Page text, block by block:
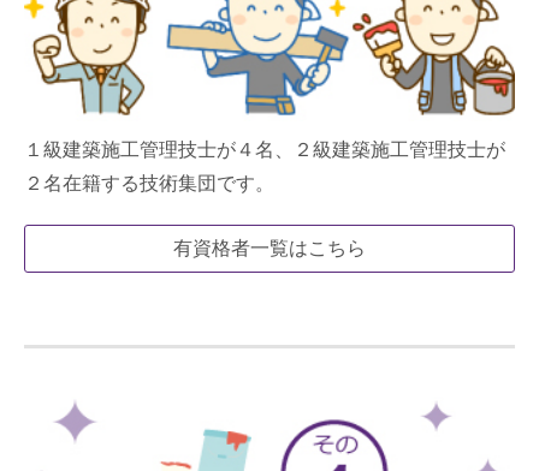
１級建築施工管理技士が４名、２級建築施工管理技士が
２名在籍する技術集団です。
有資格者一覧はこちら